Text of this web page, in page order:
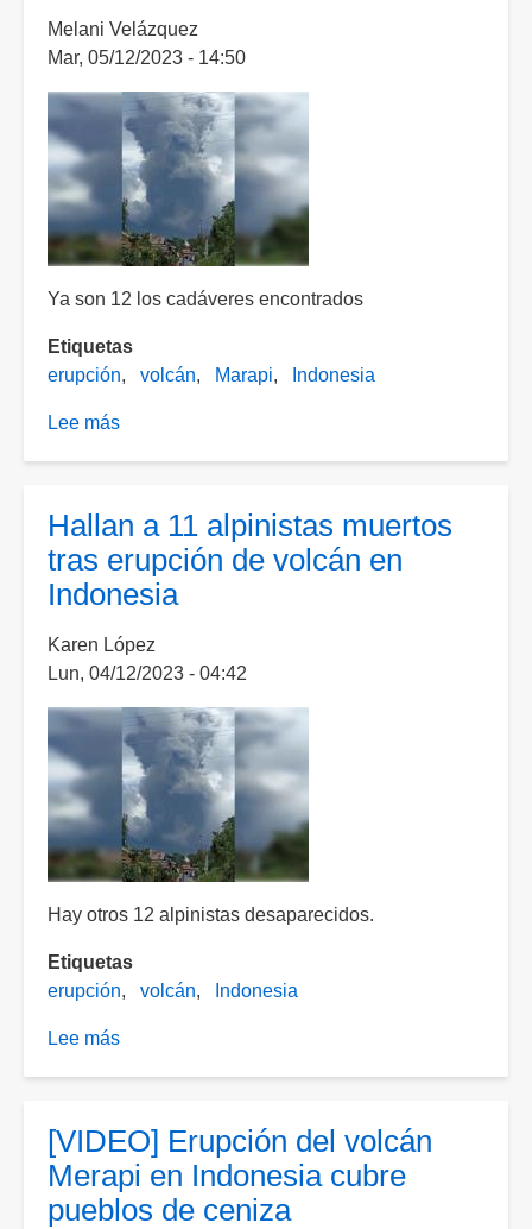
Islandia
Melani Velázquez
Mar, 05/12/2023 - 14:50
Ya son 12 los cadáveres encontrados
Etiquetas
erupción
volcán Marapi Indonesia
Lee más
de
muertos
por
del
volcán
Marapi
Hallan a 11 alpinistas muertos
tras erupción de volcán en
Indonesia
Karen López
Lun, 04/12/2023 - 04:42
Hay otros 12 alpinistas desaparecidos.
Etiquetas
erupción
volcán Indonesia
Lee más
alpinistas
muertos
tras
[VIDEO] Erupción del volcán
Merapi en Indonesia cubre
pueblos de ceniza